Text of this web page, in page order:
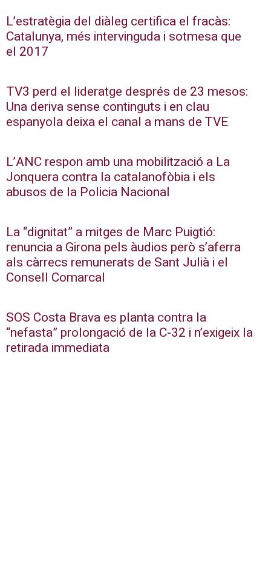
L’estratègia del diàleg certifica el fracàs:
Catalunya, més intervinguda i sotmesa que
el 2017
TV3 perd el lideratge després de 23 mesos:
Una deriva sense continguts i en clau
espanyola deixa el canal a mans de TVE
L’ANC respon amb una mobilització a La
Jonquera contra la catalanofòbia i els
abusos de la Policia Nacional
La “dignitat” a mitges de Marc Puigtió:
renuncia a Girona pels àudios però s’aferra
als càrrecs remunerats de Sant Julià i el
Consell Comarcal
SOS Costa Brava es planta contra la
“nefasta” prolongació de la C-32 i n’exigeix la
retirada immediata